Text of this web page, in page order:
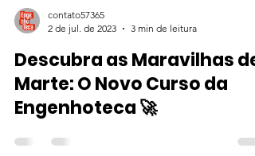
contato57365
2 de jul. de 2023
3 min de leitura
Descubra as Maravilhas de
Marte: O Novo Curso da
Engenhoteca 🚀